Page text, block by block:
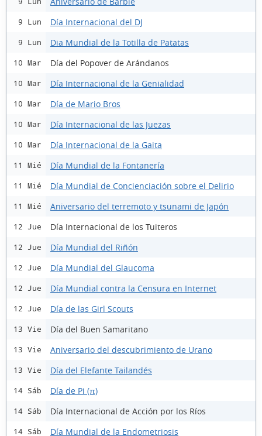
9 Lun Día Internacional del DJ
9 Lun Dia Mundial de la Totilla de Patatas
10 Mar Día del Popover de Arándanos
10 Mar Día Internacional de la Genialidad
10 Mar Día de Mario Bros
10 Mar Día Internacional de las Juezas
10 Mar Día Internacional de la Gaita
11 Mié Día Mundial de la Fontanería
11 Mié Día Mundial de Concienciación sobre el Delirio
11 Mié Aniversario del terremoto y tsunami de Japón
12 Jue Día Internacional de los Tuiteros
12 Jue Día Mundial del Riñón
12 Jue Día Mundial del Glaucoma
12 Jue Día Mundial contra la Censura en Internet
12 Jue Día de las Girl Scouts
13 Vie Día del Buen Samaritano
13 Vie Aniversario del descubrimiento de Urano
13 Vie Día del Elefante Tailandés
14 Sáb Día de Pi (π)
14 Sáb Día Internacional de Acción por los Ríos
14 Sáb Día Mundial de la Endometriosis